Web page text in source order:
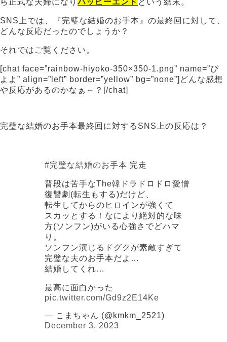
SNS上では、『完璧な結婚のお手本』の最終回に対して、
どんな反応だったのでしょうか？
それではご覧ください。
[chat face=”rainbow-hiyoko-350×350-1.png” name=”ぴ
よよ” align=”left” border=”yellow” bg=”none”]どんな感想
や反応があるのかなぁ～？[/chat]
完璧な結婚のお手本最終回に対するSNS上の反応は？
#完璧な結婚のお手本 完走
普段は苦手なThe韓ドラドロドロ愛憎
復讐劇(転生もする)だけど、
転生してからのヒロインが強くて
スカッとする！なにより絶対的な味
方(ソンフン)がいる心強さでどハマ
り。
ソンフン演じるドグクが素敵すぎて
完璧な夫のお手本だよ…
結婚してくれ…
最高に面白かった
pic.twitter.com/Gd9z2E14Ke
— こまちゃん (@kmkm_2521)
December 3, 2023